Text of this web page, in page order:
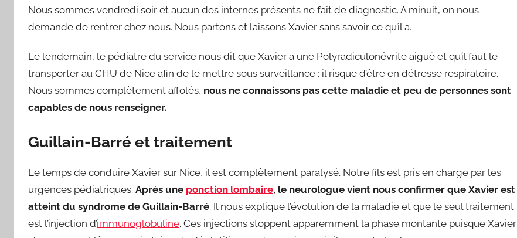
Nous sommes vendredi soir et aucun des internes présents ne fait de diagnostic. A minuit, on nous
demande de rentrer chez nous. Nous partons et laissons Xavier sans savoir ce qu’il a.
Le lendemain, le pédiatre du service nous dit que Xavier a une Polyradiculonévrite aiguë et qu’il faut le
transporter au CHU de Nice afin de le mettre sous surveillance : il risque d’être en détresse respiratoire.
Nous sommes complètement affolés, nous ne connaissons pas cette maladie et peu de personnes sont
capables de nous renseigner.
Guillain-Barré et traitement
Le temps de conduire Xavier sur Nice, il est complètement paralysé. Notre fils est pris en charge par les
urgences pédiatriques. Après une ponction lombaire, le neurologue vient nous confirmer que Xavier est
atteint du syndrome de Guillain-Barré. Il nous explique l’évolution de la maladie et que le seul traitement
est l’injection d’immunoglobuline. Ces injections stoppent apparemment la phase montante puisque Xavier